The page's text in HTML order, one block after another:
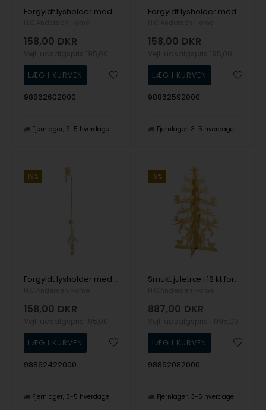
Forgyldt lysholder med julehjerte, 40 x 160 mm
158,00 DKR
98862602000
Fjernlager 3-5 hverdage
Forgyldt lysholder med Grantræ, 30 x 160 mm
158,00 DKR
98862592000
Fjernlager 3-5 hverdage
19%
Forgyldt lysholder med Soldat, 20 x 160 mm
158,00 DKR
98862422000
Fjernlager 3-5 hverdage
19%
Smukt juletræ i 18 kt forgyldt messing, Str. XL
887,00 DKR
98862082000
Fjernlager 3-5 hverdage